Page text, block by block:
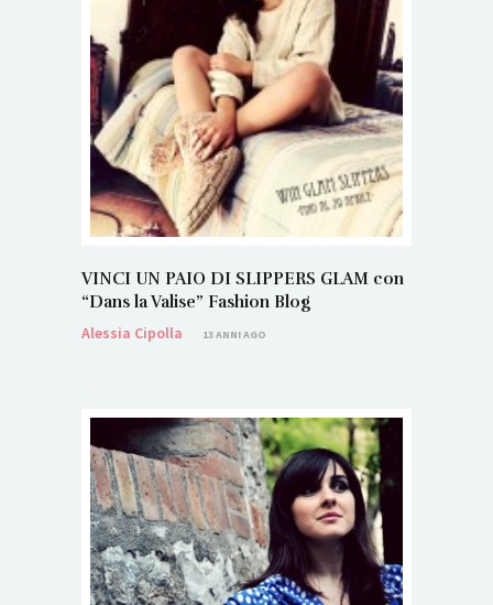
VINCI UN PAIO DI SLIPPERS GLAM con
“Dans la Valise” Fashion Blog
Alessia Cipolla
13 ANNI AGO